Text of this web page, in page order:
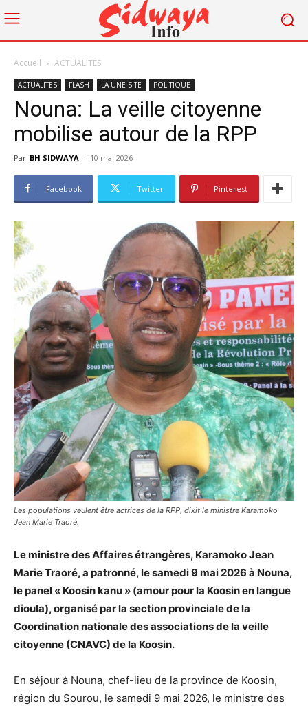
Accueil ACTUALITES
ACTUALITES FLASH LA UNE SITE POLITIQUE
Nouna: La veille citoyenne
mobilise autour de la RPP
Par BH SIDWAYA - 10 mai 2026
Facebook Twitter Pinterest
Les populations veulent être actrices de la RPP, dixit le ministre Karamoko
Jean Marie Traoré.
Le ministre des Affaires étrangères, Karamoko Jean
Marie Traoré, a patronné, le samedi 9 mai 2026 à Nouna,
le panel « Koosin kanu » (amour pour la Koosin en langue
dioula), organisé par la section provinciale de la
Coordination nationale des associations de la veille
citoyenne (CNAVC) de la Koosin.
En séjour à Nouna, chef-lieu de la province de Koosin,
région du Sourou, le samedi 9 mai 2026, le ministre des